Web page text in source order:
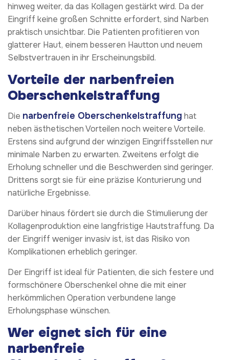
hinweg weiter, da das Kollagen gestärkt wird. Da der
Eingriff keine großen Schnitte erfordert, sind Narben
praktisch unsichtbar. Die Patienten profitieren von
glatterer Haut, einem besseren Hautton und neuem
Selbstvertrauen in ihr Erscheinungsbild.
Vorteile der narbenfreien
Oberschenkelstraffung
Die narbenfreie Oberschenkelstraffunghat
neben ästhetischen Vorteilen noch weitere Vorteile.
Erstens sind aufgrund der winzigen Eingriffsstellen nur
minimale Narben zu erwarten. Zweitens erfolgt die
Erholung schneller und die Beschwerden sind geringer.
Drittens sorgt sie für eine präzise Konturierung und
natürliche Ergebnisse.
Darüber hinaus fördert sie durch die Stimulierung der
Kollagenproduktion eine langfristige Hautstraffung. Da
der Eingriff weniger invasiv ist, ist das Risiko von
Komplikationen erheblich geringer.
Der Eingriff ist ideal für Patienten, die sich festere und
formschönere Oberschenkel ohne die mit einer
herkömmlichen Operation verbundene lange
Erholungsphase wünschen.
Wer eignet sich für eine
narbenfreie